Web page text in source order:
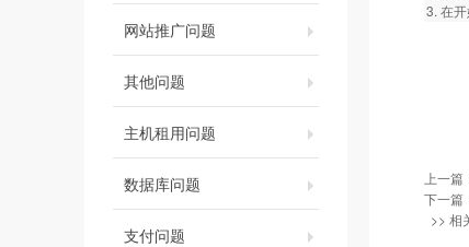
网站推广问题
其他问题
主机租用问题
数据库问题
支付问题
3. 在
上一篇
下一篇
>> 相